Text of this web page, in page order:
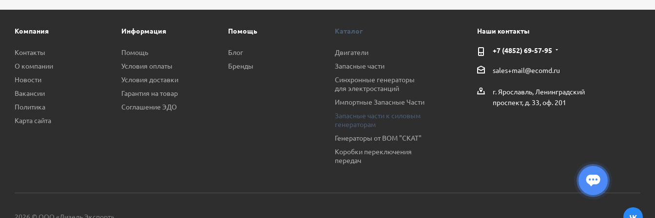
Компания
Контакты
О компании
Новости
Вакансии
Политика
Карта сайта
Информация
Помощь
Условия оплаты
Условия доставки
Гарантия на товар
Соглашение ЭДО
Помощь
Блог
Бренды
Каталог
Двигатели
Запасные части
Синхронные генераторы
для электростанций
Импортные Запасные Части
Запасные части к силовым
генераторам
Генераторы от ВОМ "СКАТ"
Коробки переключения
передач
Наши контакты
+7 (4852) 69-57-95
sales+mail@ecomd.ru
г. Ярославль, Ленинградский
проспект, д. 33, оф. 201